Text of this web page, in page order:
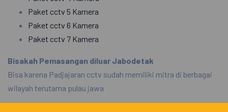
Paket cctv 5 Kamera
Paket cctv 6 Kamera
Paket cctv 7 Kamera
Bisakah Pemasangan diluar Jabodetak
Bisa karena Padjajaran cctv sudah memiliki mitra di berbagai
wilayah terutama pulau jawa